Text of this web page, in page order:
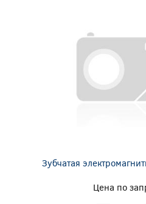
Зубчатая
Цена по